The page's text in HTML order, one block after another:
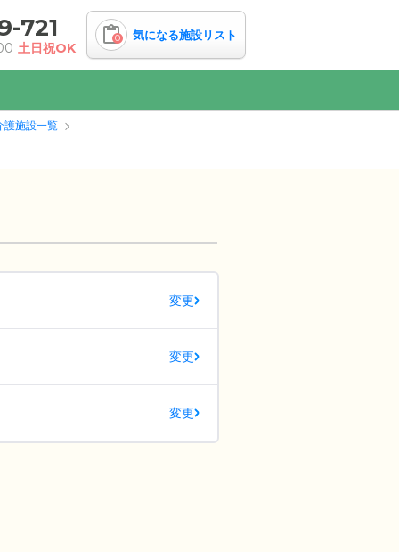
721
土日祝OK
0 気になる施設リスト
護施設一覧
変更
変更
変更